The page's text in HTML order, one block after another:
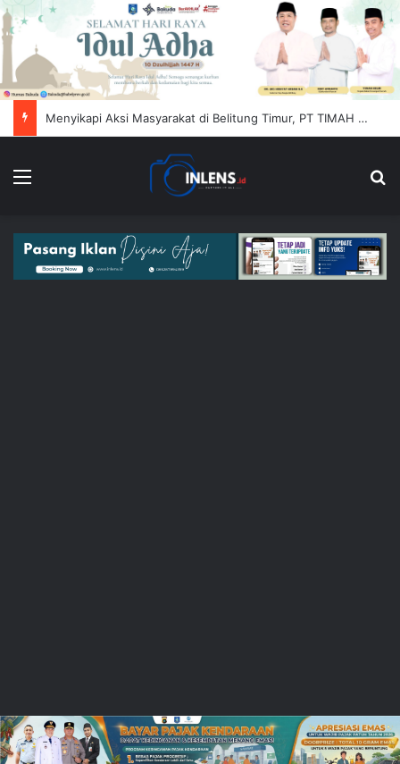
Menyikapi Aksi Masyarakat di Belitung Timur, PT TIMAH (Persero) Tbk Himbau Jaga Kondusifitas
Menu